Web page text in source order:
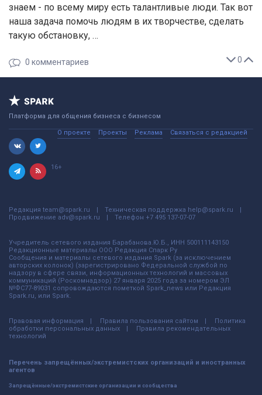
знаем - по всему миру есть талантливые люди. Так вот
наша задача помочь людям в их творчестве, сделать
такую обстановку, …
0
0 комментариев
Платформа для общения бизнеса с бизнесом
О проекте Проекты Реклама Связаться с редакцией
16+
Редакция team@spark.ru Техническая поддержка help@spark.ru
Продвижение adv@spark.ru Телефон +7 495 137-07-07
Учредитель сетевого издания Барабанова.Ю.Б., ИНН 500111143150
Редакционные материалы ООО Редакция Спарк Ру
Сообщения и материалы сетевого издания Spark (за исключением
авторских колонок) (зарегистрировано Федеральной службой по
надзору в сфере связи, информационных технологий и массовых
коммуникаций (Роскомнадзор) 27 января 2025 года за номером ЭЛ
№ФС77-89031 сопровождаются пометкой Spark_news или Редакция
Spark.ru, или Spark.
Правовая информация Правила пользования сайтом
Политика
обработки персональных данных
Правила рекомендательных
технологий
Перечень запрещённых/экстремистских организаций и иностранных
агентов
Запрещённые/экстремистские организации и сообщества